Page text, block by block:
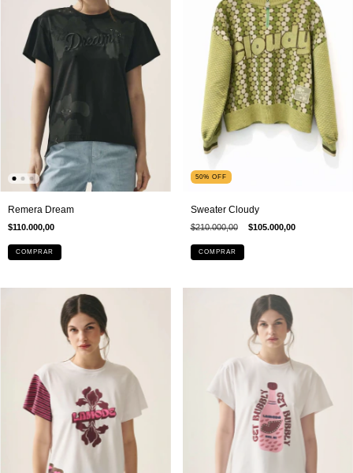
Remera Dream
$110.000,00
COMPRAR
50% OFF
Sweater Cloudy
$210.000,00 $105.000,00
COMPRAR